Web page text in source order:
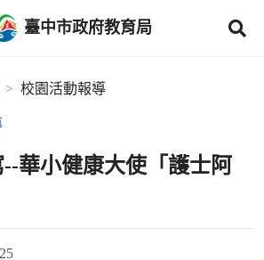
臺中市政府教育局
校園活動報導
華小健康大使「護士阿